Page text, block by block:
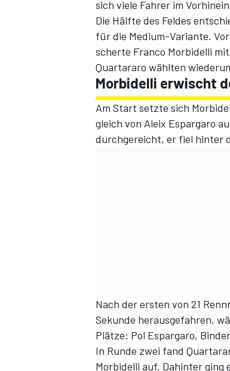
sich viele Fahrer im
Die Hälfte des Feldes
für die Medium-Variante.
scherte Franco Morbidelli
Quartararo wählten
Morbidelli erwischt
Am Start setzte sich
gleich von Aleix Espargaro
durchgereicht, er fiel hinter
Nach der ersten von 21
Sekunde herausgefahren,
Plätze: Pol Espargaro,
In Runde zwei fand
Morbidelli auf. Dahinter ging